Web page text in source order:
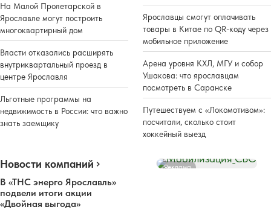
На Малой Пролетарской в
Ярославле могут построить
многоквартирный дом
Власти отказались расширять
внутриквартальный проезд в
центре Ярославля
Льготные программы на
недвижимость в России: что важно
знать заемщику
Ярославцы смогут оплачивать
товары в Китае по QR-коду через
мобильное приложение
Арена уровня КХЛ, МГУ и собор
Ушакова: что ярославцам
посмотреть в Саранске
Путешествуем с «Локомотивом»:
посчитали, сколько стоит
хоккейный выезд
Новости компаний
В «ТНС энерго Ярославль»
подвели итоги акции
«Двойная выгода»
Реклама